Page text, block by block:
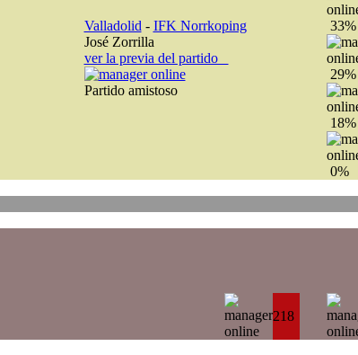
Valladolid - IFK Norrkoping
José Zorrilla
ver la previa del partido
Partido amistoso
33%
29%
18%
0%
218